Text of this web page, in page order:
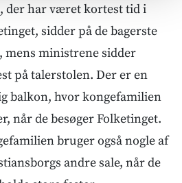
der har været kortest tid i
sidder på de bagerste
mens ministrene sidder
på talerstolen. Der er en
balkon, hvor kongefamilien
når de besøger Folketinget.
bruger også nogle af
andre sale, når de